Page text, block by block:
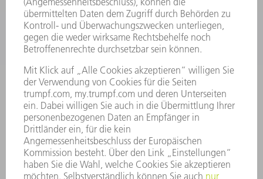
UNTERNEHMEN
KARRIERE
STELLENANGEBOTE
UNTERNEHMENSPROFIL
GESCHÄFTSBERICHT
UNTERNEHMENSGRUNDSÄTZE
COMPLIANCE
HINWEISGEBERSYSTEM
SECURITY
PRESSEMITTEILUNGEN
MAGAZINE
LIEFERANTEN
NACHHALTIGKEIT
UMWELT & KLIMA